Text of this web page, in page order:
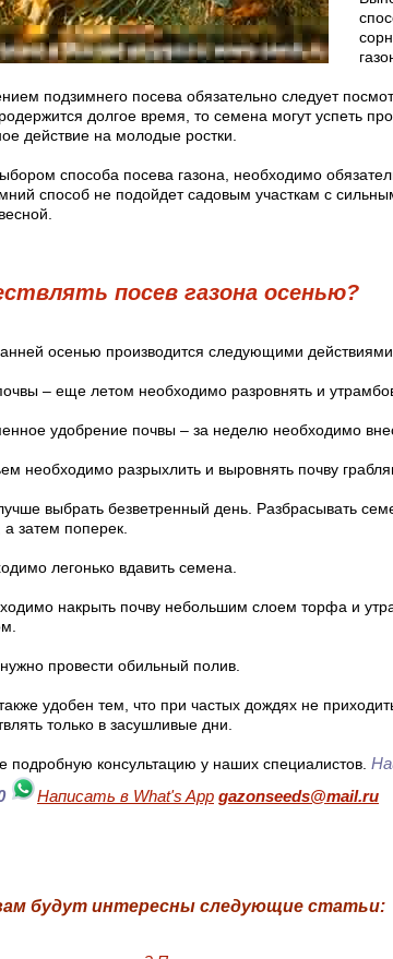
подзимнего посева обязательно следует
долгое время, то семена могут успеть
действие на молодые ростки.
способа посева газона, необходимо
способ не подойдет садовым участкам с
посев газона осенью?
осенью производится следующими
– еще летом необходимо разровнять и
удобрение почвы – за неделю необходимо
необходимо разрыхлить и выровнять почву
выбрать безветренный день. Разбрасывать
затем поперек.
легонько вдавить семена.
накрыть почву небольшим слоем торфа и
провести обильный полив.
удобен тем, что при частых дождях не
только в засушливые дни.
подробную консультацию у наших специалистов.
Написать в What's App gazonseeds@mail.ru
будут интересны следующие статьи: